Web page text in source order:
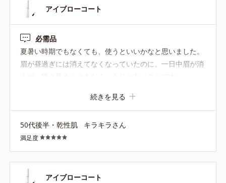
アイブローコート
必需品
夏暑い時期でもなくても、使うといいかなと思いました。
眉が昼過ぎには消えてなくなっていたのに、一日中眉が消
えず、描き足すこともなく、ありがたいことです
続きを見る
50代後半・乾性肌 キラキラさん
満足度
アイブローコート